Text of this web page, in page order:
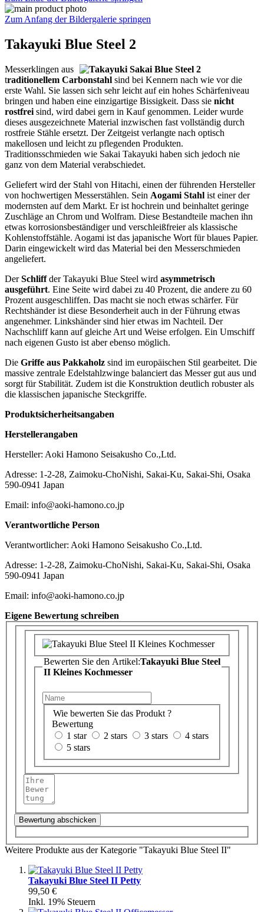
Zum Anfang der Bildergalerie springen
Takayuki Blue Steel 2
Messerklingen aus
traditionellem Carbonstahl sind bei Kennern nach wie vor die
erste Wahl. Sie lassen sich sehr leicht auf ein hohes Schärfeniveau
bringen und haben eine einzigartige Bissigkeit. Dass sie nicht
rostfrei sind, wird dabei gern in Kauf genommen. Leider wurde
dieses ausgezeichnete Material inzwischen fast vollständig durch
rostfreie Stähle ersetzt. Der Zeitgeist verlangte nach optisch
makellosen und leicht zu pflegenden Produkten.
Traditionsschmieden wie Sakai Takayuki haben sich jedoch nie
ganz von dem Material verabschiedet.
Geliefert wird der Stahl von Hitachi, einen der führenden Hersteller
von hochwertigen Messerstählen. Sein Aogami Stahl ist einer der
modernsten auf dem Markt. Er ist hochrein und beinhaltet geringe
Zuschläge an Chrom und Wolfram. Diese Bestandteile machen ihn
etwas korrosionsbeständiger und verschleißfreier als klassische
Kohlenstoffstähle. Aogami ist das japanische Wort für blaues Papier.
Darin eingewickelt wird das Material bei den Messerschmieden
angeliefert.
DerSchliffder Takayuki Blue Steel wird asymmetrisch
ausgeführt. Eine Seite wird dabei zu 40 Prozent, die andere zu 60
Prozent ausgeschliffen. Das macht sie noch etwas schärfer. Für
Rechtshänder ist diese Besonderheit auch in der Führung etwas
angenehmer. Linkshänder sind hier etwas im Nachteil. Der
Nachschliff kann auf gleiche Art und Weise erfolgen. Ein Umschiff
nach eigenen Gusto ist aber ebenso möglich.
Die Griffe aus Pakkaholz sind im europäischen Stil gearbeitet. Die
massive zentrale Edelstahlzwinge balanciert das Messer gut aus und
sorgt für Stabilität. Zudem ist die Konstruktion deutlich robuster als
die klassischen japanische Steckgriffe.
Produktsicherheitsangaben
Herstellerangaben
Hersteller: Aoki Hamono Seisakusho Co.,Ltd.
Adresse: 1-2-28, Zaimoku-ChoNishi, Sakai-Ku, Sakai-Shi, Osaka
590-0941 Japan
Email: info@aoki-hamono.co.jp
Verantwortliche Person
Verantwortlicher: Aoki Hamono Seisakusho Co.,Ltd.
Adresse: 1-2-28, Zaimoku-ChoNishi, Sakai-Ku, Sakai-Shi, Osaka
590-0941 Japan
Email: info@aoki-hamono.co.jp
Eigene Bewertung schreiben
Bewerten Sie den Artikel:Takayuki Blue Steel
II Kleines Kochmesser
Wie bewerten Sie das Produkt ?
Bewertung
1 star
2 stars 3 stars
4 stars
5 stars
Bewertung abschicken
Weitere Produkte aus der Kategorie "Takayuki Blue Steel II"
Takayuki Blue Steel II Petty
99,50 €
Inkl. 19% Steuern